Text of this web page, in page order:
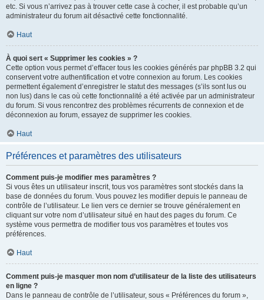
etc. Si vous n’arrivez pas à trouver cette case à cocher, il est probable qu’un
administrateur du forum ait désactivé cette fonctionnalité.
Haut
À quoi sert « Supprimer les cookies » ?
Cette option vous permet d’effacer tous les cookies générés par phpBB 3.2 qui
conservent votre authentification et votre connexion au forum. Les cookies
permettent également d’enregistrer le statut des messages (s’ils sont lus ou
non lus) dans le cas où cette fonctionnalité a été activée par un administrateur
du forum. Si vous rencontrez des problèmes récurrents de connexion et de
déconnexion au forum, essayez de supprimer les cookies.
Haut
Préférences et paramètres des utilisateurs
Comment puis-je modifier mes paramètres ?
Si vous êtes un utilisateur inscrit, tous vos paramètres sont stockés dans la
base de données du forum. Vous pouvez les modifier depuis le panneau de
contrôle de l’utilisateur. Le lien vers ce dernier se trouve généralement en
cliquant sur votre nom d’utilisateur situé en haut des pages du forum. Ce
système vous permettra de modifier tous vos paramètres et toutes vos
préférences.
Haut
Comment puis-je masquer mon nom d’utilisateur de la liste des utilisateurs
en ligne ?
Dans le panneau de contrôle de l’utilisateur, sous « Préférences du forum »,